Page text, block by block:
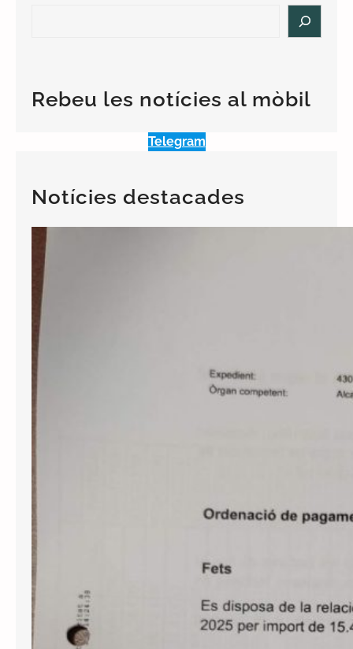
hRebeu les notícies al mòbil
Telegram
Notícies destacades